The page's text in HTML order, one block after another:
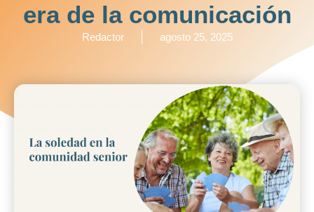
era de la comunicación
Redactor agosto 25, 2025